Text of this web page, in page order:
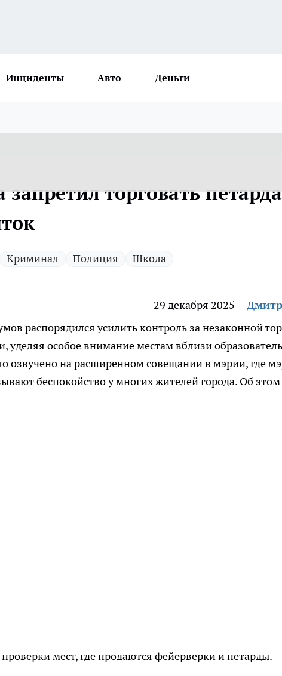
Инциденты Авто Деньги
торговать
Криминал Полиция Школа
29 декабря 2025
распорядился усилить контроль за незаконной
уделяя особое внимание местам вблизи
озвучено на расширенном совещании в мэрии, где
беспокойство у многих жителей города. Об
мест, где продаются фейерверки и петарды.